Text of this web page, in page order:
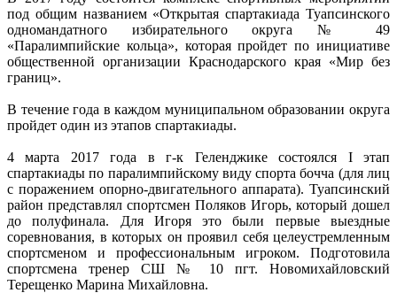
под общим названием «Открытая спартакиада Туапсинского
одномандатного избирательного округа № 49
«Паралимпийские кольца», которая пройдет по инициативе
общественной организации Краснодарского края «Мир без
границ».
В течение года в каждом муниципальном образовании округа
пройдет один из этапов спартакиады.
4 марта 2017 года в г-к Геленджике состоялся I этап
спартакиады по паралимпийскому виду спорта бочча (для лиц
с поражением опорно-двигательного аппарата). Туапсинский
район представлял спортсмен Поляков Игорь, который дошел
до полуфинала. Для Игоря это были первые выездные
соревнования, в которых он проявил себя целеустремленным
спортсменом и профессиональным игроком. Подготовила
спортсмена тренер СШ № 10 пгт. Новомихайловский
Терещенко Марина Михайловна.